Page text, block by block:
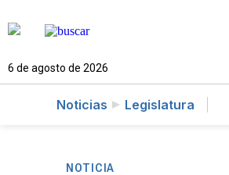
6 de agosto de 2026
Noticias Legislatura
NOTICIA